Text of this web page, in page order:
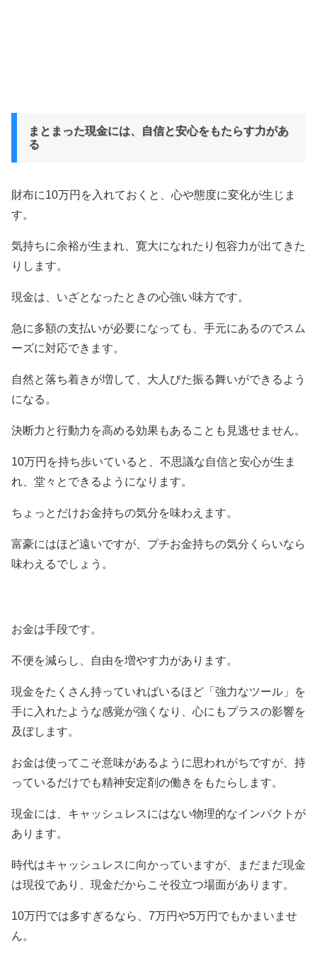
まとまった現金には、自信と安心をもたらす力があ
る
財布に10万円を入れておくと、心や態度に変化が生じま
す。
気持ちに余裕が生まれ、寛大になれたり包容力が出てきた
りします。
現金は、いざとなったときの心強い味方です。
急に多額の支払いが必要になっても、手元にあるのでスム
ーズに対応できます。
自然と落ち着きが増して、大人びた振る舞いができるよう
になる。
決断力と行動力を高める効果もあることも見逃せません。
10万円を持ち歩いていると、不思議な自信と安心が生ま
れ、堂々とできるようになります。
ちょっとだけお金持ちの気分を味わえます。
富豪にはほど遠いですが、プチお金持ちの気分くらいなら
味わえるでしょう。
お金は手段です。
不便を減らし、自由を増やす力があります。
現金をたくさん持っていればいるほど「強力なツール」を
手に入れたような感覚が強くなり、心にもプラスの影響を
及ぼします。
お金は使ってこそ意味があるように思われがちですが、持
っているだけでも精神安定剤の働きをもたらします。
現金には、キャッシュレスにはない物理的なインパクトが
あります。
時代はキャッシュレスに向かっていますが、まだまだ現金
は現役であり、現金だからこそ役立つ場面があります。
10万円では多すぎるなら、7万円や5万円でもかまいませ
ん。